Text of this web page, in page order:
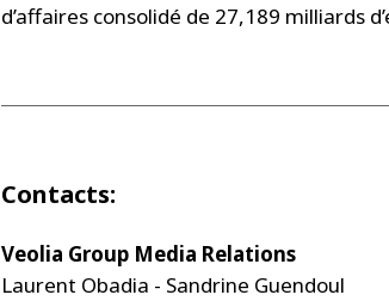
d’affaires consolidé de 27,189 milliards
Contacts:
Veolia Group Media Relations
Laurent Obadia - Sandrine Guendoul